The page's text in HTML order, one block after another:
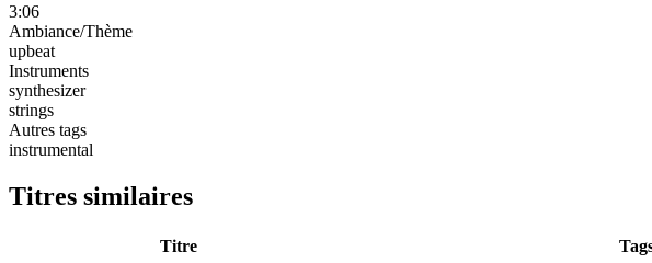
3:06
Ambiance/Thème
upbeat
Instruments
synthesizer
strings
Autres tags
instrumental
Titres similaires
Titre